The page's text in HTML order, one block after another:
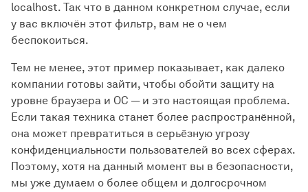
localhost. Так что в данном конкретном случае, если
у вас включён этот фильтр, вам не о чем
беспокоиться.
Тем не менее, этот пример показывает, как далеко
компании готовы зайти, чтобы обойти защиту на
уровне браузера и ОС — и это настоящая проблема.
Если такая техника станет более распространённой,
она может превратиться в серьёзную угрозу
конфиденциальности пользователей во всех сферах.
Поэтому, хотя на данный момент вы в безопасности,
мы уже думаем о более общем и долгосрочном